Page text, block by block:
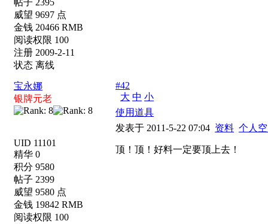
帖子 2395
威望 9697 点
金钱 20466 RMB
阅读权限 100
注册 2009-2-11
状态 离线
宝永娜
银牌元老
UID 11101
精华 0
积分 9580
帖子 2399
威望 9580 点
金钱 19842 RMB
阅读权限 100
#42
大 中 小
使用道具
发表于 2011-5-22 07:04 资料 个人
顶！顶！好料一定要顶上去！